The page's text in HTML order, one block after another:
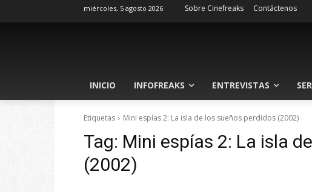
miércoles, 5 agosto 2026 Sobre Cinefreaks Contáctenos
INICIO INFOFREAKS ENTREVISTAS
Etiquetas Mini espías 2: La isla de los sueños perdidos (2002)
Tag: Mini espías 2: La isla
(2002)